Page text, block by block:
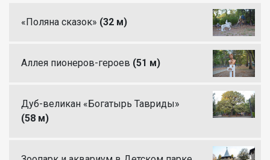
«Поляна сказок» (32 м)
Аллея пионеров-героев (51 м)
Дуб-великан «Богатырь Тавриды»
(58 м)